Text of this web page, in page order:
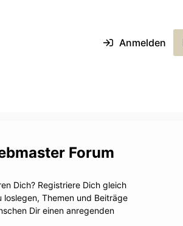
Anmelden
Forum
Dich? Registriere Dich gleich
Themen und Beiträge
Dir einen anregenden